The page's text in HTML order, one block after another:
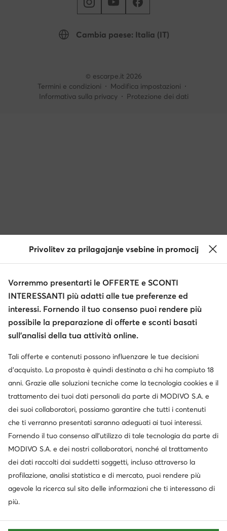
Cambia paese: Italia (IT)
© escarpe.it 2026
Termini e condizioni
Modifica impostazioni
Informativa sulla privacy
Protezione dei dati
Privolitev za prilagajanje vsebine in promocij
Vorremmo presentarti le OFFERTE e SCONTI
INTERESSANTI più adatti alle tue preferenze ed
interessi. Fornendo il tuo consenso puoi rendere più
possibile la preparazione di offerte e sconti basati
sull’analisi della tua attività online.
Tali offerte e contenuti possono influenzare le tue decisioni
d’acquisto. La proposta è quindi destinata a chi ha compiuto 18
anni. Grazie alle soluzioni tecniche come la tecnologia cookies e il
trattamento dei tuoi dati personali da parte di MODIVO S.A. e
dei suoi collaboratori, possiamo garantire che tutti i contenuti
che ti verranno presentati saranno adeguati ai tuoi interessi.
Fornendo il tuo consenso all’utilizzo di tale tecnologia da parte di
MODIVO S.A. e dei nostri collaboratori, nonché al trattamento
dei dati raccolti dai suddetti soggetti, incluso attraverso la
profilazione, analisi statistica e di mercato, puoi rendere più
agevole la ricerca sul sito delle informazioni che ti interessano di
più.